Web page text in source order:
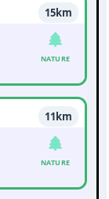
15km
NATURE
11km
NATURE